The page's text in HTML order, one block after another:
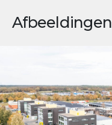
Afbeeldingen